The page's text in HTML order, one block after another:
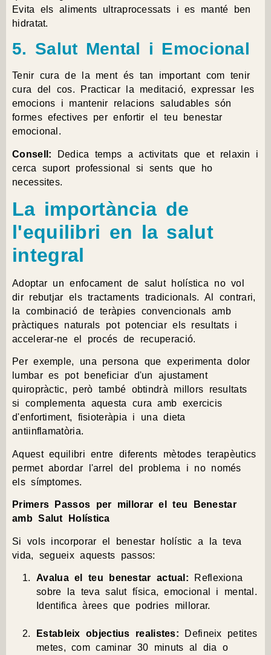
Evita els aliments ultraprocessats i es manté ben
hidratat.
5. Salut Mental i Emocional
Tenir cura de la ment és tan important com tenir
cura del cos. Practicar la meditació, expressar les
emocions i mantenir relacions saludables són
formes efectives per enfortir el teu benestar
emocional.
Consell: Dedica temps a activitats que et relaxin i
cerca suport professional si sents que ho
necessites.
La importància de
l'equilibri en la salut
integral
Adoptar un enfocament de salut holística no vol
dir rebutjar els tractaments tradicionals. Al contrari,
la combinació de teràpies convencionals amb
pràctiques naturals pot potenciar els resultats i
accelerar-ne el procés de recuperació.
Per exemple, una persona que experimenta dolor
lumbar es pot beneficiar d'un ajustament
quiropràctic, però també obtindrà millors resultats
si complementa aquesta cura amb exercicis
d'enfortiment, fisioteràpia i una dieta
antiinflamatòria.
Aquest equilibri entre diferents mètodes terapèutics
permet abordar l'arrel del problema i no només
els símptomes.
Primers Passos per millorar el teu Benestar
amb Salut Holística
Si vols incorporar el benestar holístic a la teva
vida, segueix aquests passos:
Avalua el teu benestar actual: Reflexiona
sobre la teva salut física, emocional i mental.
Identifica àrees que podries millorar.
Estableix objectius realistes: Defineix petites
metes, com caminar 30 minuts al dia o